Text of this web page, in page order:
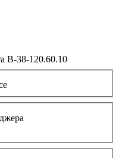
В-38-120.60.10